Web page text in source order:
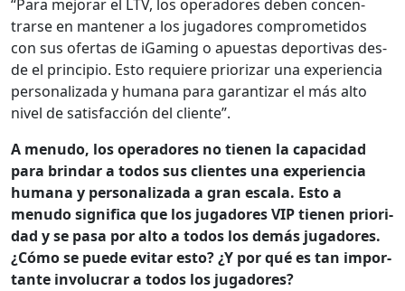
“Para mejo­rar el LTV, los oper­adores deben con­cen­
trarse en man­ten­er a los jugadores com­pro­meti­dos
con sus ofer­tas de iGam­ing o apues­tas deporti­vas des­
de el prin­ci­pio. Esto requiere pri­orizar una expe­ri­en­cia
per­son­al­iza­da y humana para garan­ti­zar el más alto
niv­el de sat­is­fac­ción del cliente”.
A menudo, los oper­adores no tienen la capaci­dad
para brindar a todos sus clientes una expe­ri­en­cia
humana y per­son­al­iza­da a gran escala. Esto a
menudo sig­nifi­ca que los jugadores VIP tienen pri­or­i­
dad y se pasa por alto a todos los demás jugadores.
¿Cómo se puede evi­tar esto? ¿Y por qué es tan impor­
tante involu­crar a todos los jugadores?